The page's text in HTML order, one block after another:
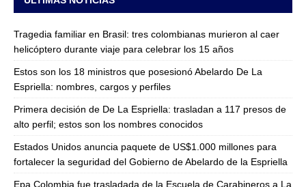
Tragedia familiar en Brasil: tres colombianas murieron al caer
helicóptero durante viaje para celebrar los 15 años
Estos son los 18 ministros que posesionó Abelardo De La
Espriella: nombres, cargos y perfiles
Primera decisión de De La Espriella: trasladan a 117 presos de
alto perfil; estos son los nombres conocidos
Estados Unidos anuncia paquete de US$1.000 millones para
fortalecer la seguridad del Gobierno de Abelardo de la Espriella
Epa Colombia fue trasladada de la Escuela de Carabineros a La